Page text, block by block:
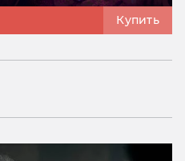
Купить